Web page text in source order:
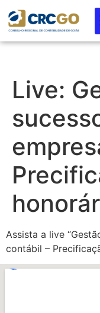
Live:
Assista a live
contábil –